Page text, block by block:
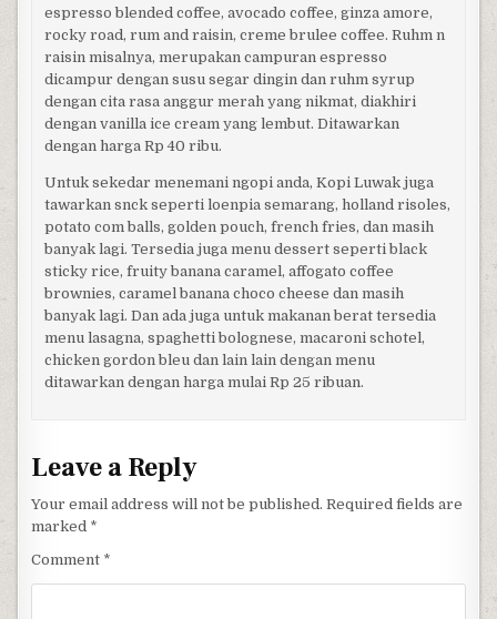
espresso blended coffee, avocado coffee, ginza amore,
rocky road, rum and raisin, creme brulee coffee. Ruhm n
raisin misalnya, merupakan campuran espresso
dicampur dengan susu segar dingin dan ruhm syrup
dengan cita rasa anggur merah yang nikmat, diakhiri
dengan vanilla ice cream yang lembut. Ditawarkan
dengan harga Rp 40 ribu.
Untuk sekedar menemani ngopi anda, Kopi Luwak juga
tawarkan snck seperti loenpia semarang, holland risoles,
potato com balls, golden pouch, french fries, dan masih
banyak lagi. Tersedia juga menu dessert seperti black
sticky rice, fruity banana caramel, affogato coffee
brownies, caramel banana choco cheese dan masih
banyak lagi. Dan ada juga untuk makanan berat tersedia
menu lasagna, spaghetti bolognese, macaroni schotel,
chicken gordon bleu dan lain lain dengan menu
ditawarkan dengan harga mulai Rp 25 ribuan.
Leave a Reply
Your email address will not be published. Required fields are
marked *
Comment *